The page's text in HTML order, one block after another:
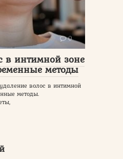
0
в интимной зоне
методы
волос в интимной
методы.